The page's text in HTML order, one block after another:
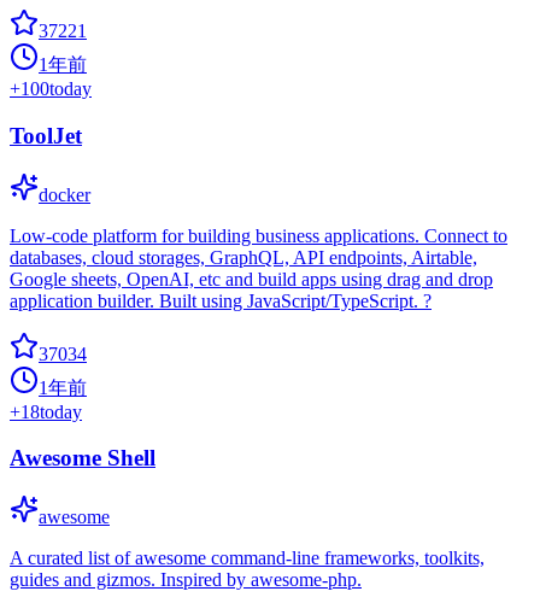
37221
1年前
+100today
ToolJet
docker
Low-code platform for building business applications. Connect to
databases, cloud storages, GraphQL, API endpoints, Airtable,
Google sheets, OpenAI, etc and build apps using drag and drop
application builder. Built using JavaScript/TypeScript. ?
37034
1年前
+18today
Awesome Shell
awesome
A curated list of awesome command-line frameworks, toolkits,
guides and gizmos. Inspired by awesome-php.